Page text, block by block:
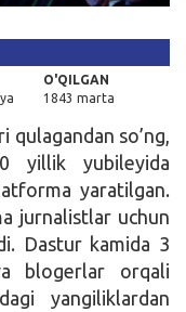
O'QILGAN
1843 marta
so’ng,
yillik yubileyida
yaratilgan.
jurnalistlar uchun
Dastur kamida 3
blogerlar orqali
yangiliklardan